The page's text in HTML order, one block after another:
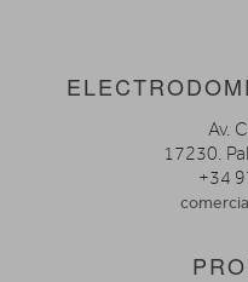
Av.
17230.
+34